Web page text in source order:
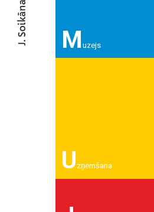
Muzejs
U zņemšana